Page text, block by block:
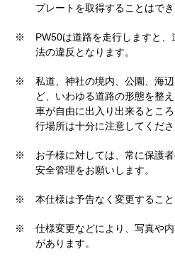
プレートを取得することはでき
※
PW50は道路を走行しますと
法の違反となります。
※
私道、神社の境内、公園、海
ど、いわゆる道路の形態を整
車が自由に出入り出来るとこ
行場所は十分に注意してくださ
※
お子様に対しては、常に保護
安全管理をお願いします。
※ 本仕様は予告なく変更すること
※
仕様変更などにより、写真や
があります。